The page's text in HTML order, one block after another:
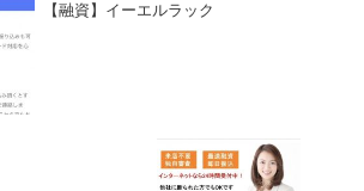
【融資】イーエルラック